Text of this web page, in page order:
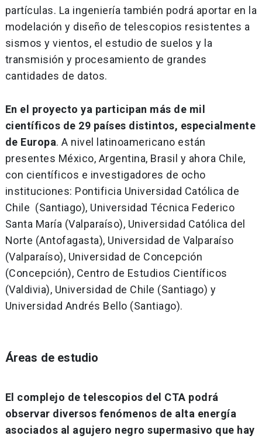
partículas. La ingeniería también podrá aportar en la
modelación y diseño de telescopios resistentes a
sismos y vientos, el estudio de suelos y la
transmisión y procesamiento de grandes
cantidades de datos.
En el proyecto ya participan más de mil
científicos de 29 países distintos, especialmente
de Europa. A nivel latinoamericano están
presentes México, Argentina, Brasil y ahora Chile,
con científicos e investigadores de ocho
instituciones: Pontificia Universidad Católica de
Chile (Santiago), Universidad Técnica Federico
Santa María (Valparaíso), Universidad Católica del
Norte (Antofagasta), Universidad de Valparaíso
(Valparaíso), Universidad de Concepción
(Concepción), Centro de Estudios Científicos
(Valdivia), Universidad de Chile (Santiago) y
Universidad Andrés Bello (Santiago).
Áreas de estudio
El complejo de telescopios del CTA podrá
observar diversos fenómenos de alta energía
asociados al agujero negro supermasivo que hay